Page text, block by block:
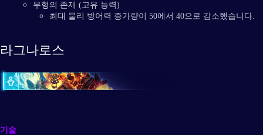
무형의 존재 (고유 능력)
최대 물리 방어력 증가량이 50에서 40으로 감소했습니다.
라그나로스
기술